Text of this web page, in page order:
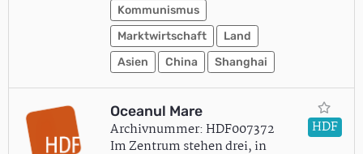
Kommunismus
Marktwirtschaft
Land
Asien
China Shanghai
Oceanul Mare
Archivnummer: HDF007372
Im Zentrum stehen drei, in
HDF